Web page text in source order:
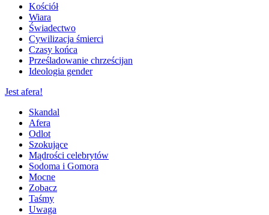
Kościół
Wiara
Świadectwo
Cywilizacja śmierci
Czasy końca
Prześladowanie chrześcijan
Ideologia gender
Jest afera!
Skandal
Afera
Odlot
Szokujące
Mądrości celebrytów
Sodoma i Gomora
Mocne
Zobacz
Taśmy
Uwaga